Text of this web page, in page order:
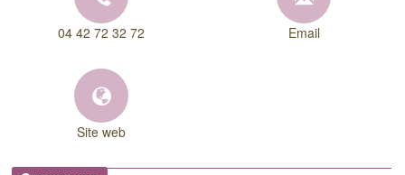
04 42 72 32 72 Email
Site web